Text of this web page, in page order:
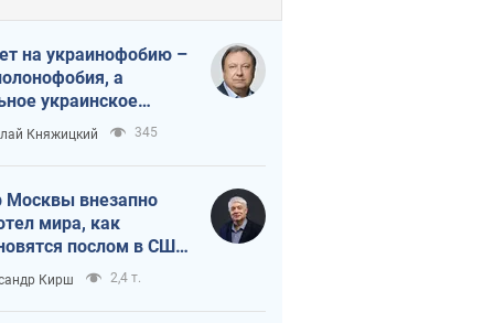
на украинофобию –
а
украинское
Княжицкий 345
Москвы внезапно
мира, как
послом в США
украинские топ-
Кирш 2,4 т.